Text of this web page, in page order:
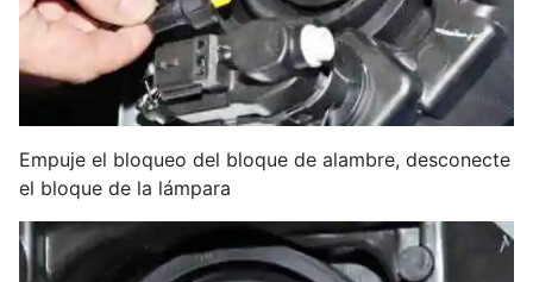
Empuje el bloqueo del bloque de alambre, desconecte
el bloque de la lámpara